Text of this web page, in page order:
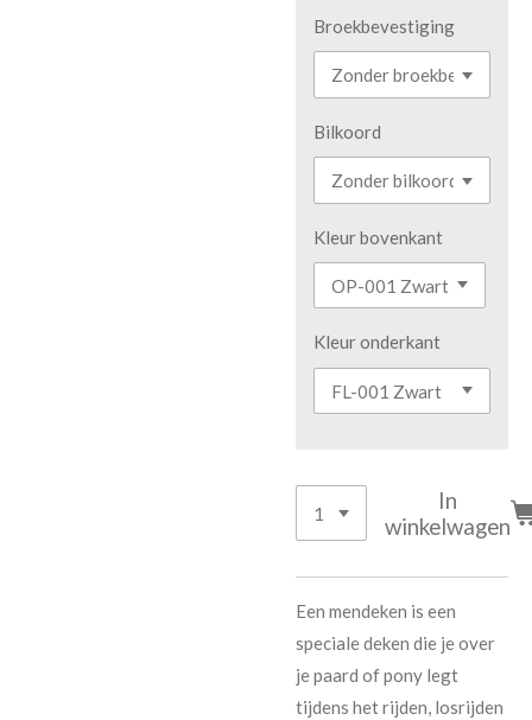
Broekbevestiging
Bilkoord
Kleur bovenkant
Kleur onderkant
In
winkelwagen
Een mendeken is een
speciale deken die je over
je paard of pony legt
tijdens het rijden, losrijden